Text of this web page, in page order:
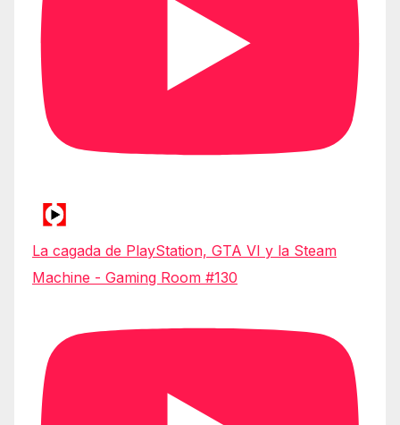
La cagada de PlayStation, GTA VI y la Steam
Machine - Gaming Room #130